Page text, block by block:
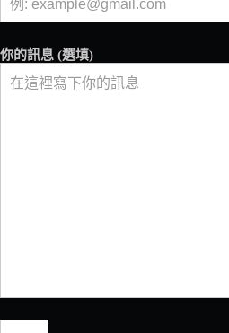
你的訊息 (選填)